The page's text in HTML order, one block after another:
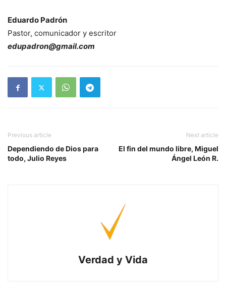
Eduardo Padrón
Pastor, comunicador y escritor
edupadron@gmail.com
Previous article
Dependiendo de Dios para
todo, Julio Reyes
Next article
El fin del mundo libre, Miguel
Ángel León R.
Verdad y Vida